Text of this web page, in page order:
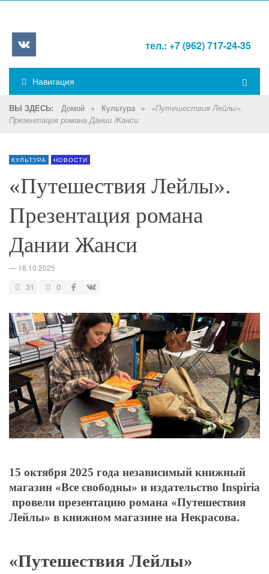
тел.: +7 (962) 717-24-35
Навигация
ВЫ ЗДЕСЬ: Домой » Культура »
«Путешествия Лейлы».
Презентация романа Дании Жанси
КУЛЬТУРА НОВОСТИ
«Путешествия Лейлы».
Презентация романа
Дании Жанси
— 18.10.2025
31 0
15 октября 2025 года независимый книжный
магазин «Все свободны» и издательство Inspiria
провели презентацию романа «Путешествия
Лейлы» в книжном магазине на Некрасова.
«Путешествия Лейлы»